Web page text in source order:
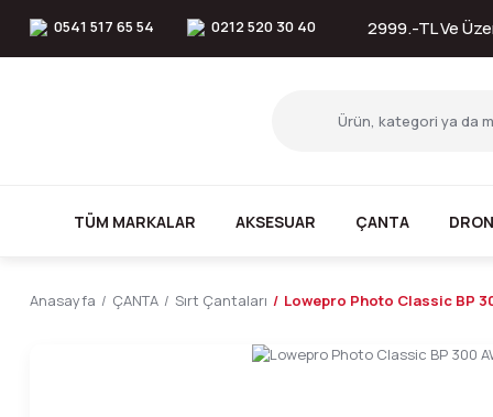
0541 517 65 54 0212 520 30 40 2999.-TL Ve
TÜM MARKALAR AKSESUAR ÇANTA
Anasayfa ÇANTA Sırt Çantaları Lowepro Photo Classic BP